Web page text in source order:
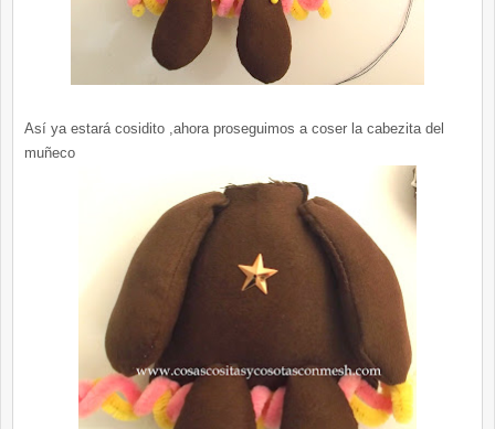
Así ya estará cosidito ,ahora proseguimos a coser la cabezita del
muñeco